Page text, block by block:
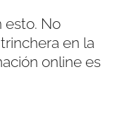
esto. No
en la
online es